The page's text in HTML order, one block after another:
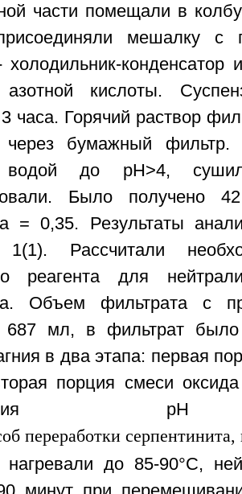
части помещали в
мешалку с
холодильник-
азотной кислоты.
часа. Горячий раствор
через бумажный фильтр.
водой до рН>4,
Было получено
= 0,35. Результаты
1(1). Рассчитали
реагента для
Объем фильтрата с
687 мл, в фильтрат
в два этапа: первая
порция смеси
рН
нагревали до 85-90°С,